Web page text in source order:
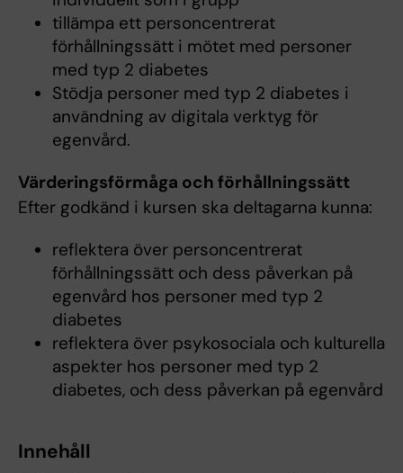
tillämpa ett personcentrerat
förhållningssätt i mötet med personer
med typ 2 diabetes
Stödja personer med typ 2 diabetes i
användning av digitala verktyg för
egenvård.
Värderingsförmåga och förhållningssätt
Efter godkänd i kursen ska deltagarna kunna:
reflektera över personcentrerat
förhållningssätt och dess påverkan på
egenvård hos personer med typ 2
diabetes
reflektera över psykosociala och kulturella
aspekter hos personer med typ 2
diabetes, och dess påverkan på egenvård
Innehåll